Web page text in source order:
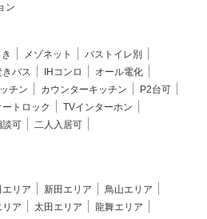
ン
メゾネット
バストイレ別
きバス IHコンロ
オール電化
チン カウンターキッチン
P2台可
ートロック
TVインターホン
談可
二人入居可
エリア 新田エリア
鳥山エリア
リア 太田エリア
龍舞エリア